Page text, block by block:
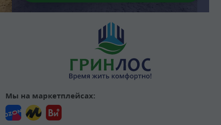
Мы на маркетплейсах: